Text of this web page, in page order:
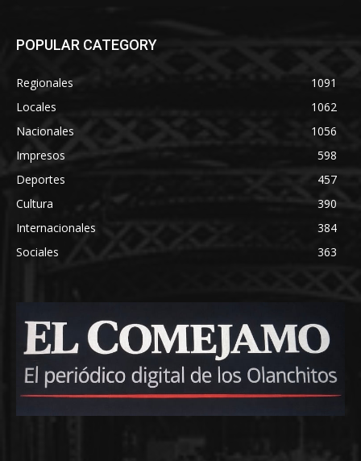
POPULAR CATEGORY
Regionales
1091
Locales
1062
Nacionales
1056
Impresos
598
Deportes
457
Cultura
390
Internacionales
384
Sociales
363